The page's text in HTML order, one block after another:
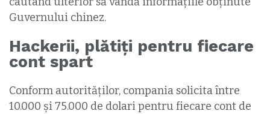
Guvernului chinez.
Hackerii, plătiți pentru fiecare
cont spart
Conform autorităților, compania solicita între
10.000 și 75.000 de dolari pentru fiecare cont de